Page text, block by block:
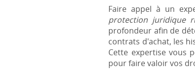
Faire appel à un
protection juridique
profondeur afin de
contrats d'achat, les
Cette expertise vous
pour faire valoir vos